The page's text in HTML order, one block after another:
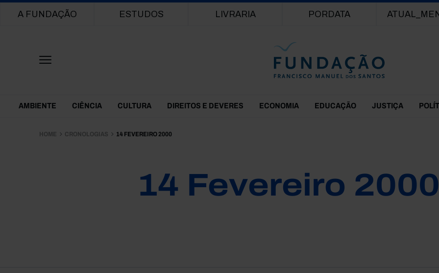
Main navigation
A FUNDAÇÃO ESTUDOS LIVRARIA PORDATA
Themes Menu
AMBIENTE CIÊNCIA CULTURA DIREITOS E DEVERES ECONOMIA EDUCAÇÃO JUSTIÇA
HOME CRONOLOGIAS 14 FEVEREIRO 2000
14 Fevereiro 2000